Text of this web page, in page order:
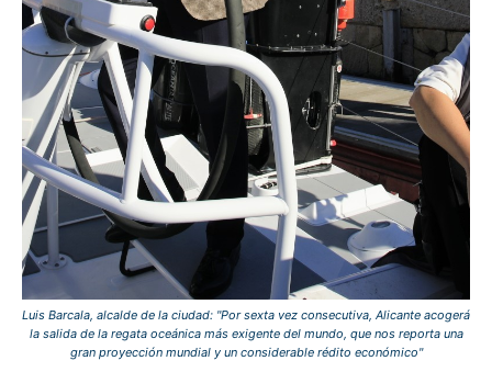
Luis Barcala, alcalde de la ciudad: "Por sexta vez consecutiva, Alicante acogerá
la salida de la regata oceánica más exigente del mundo, que nos reporta una
gran proyección mundial y un considerable rédito económico"